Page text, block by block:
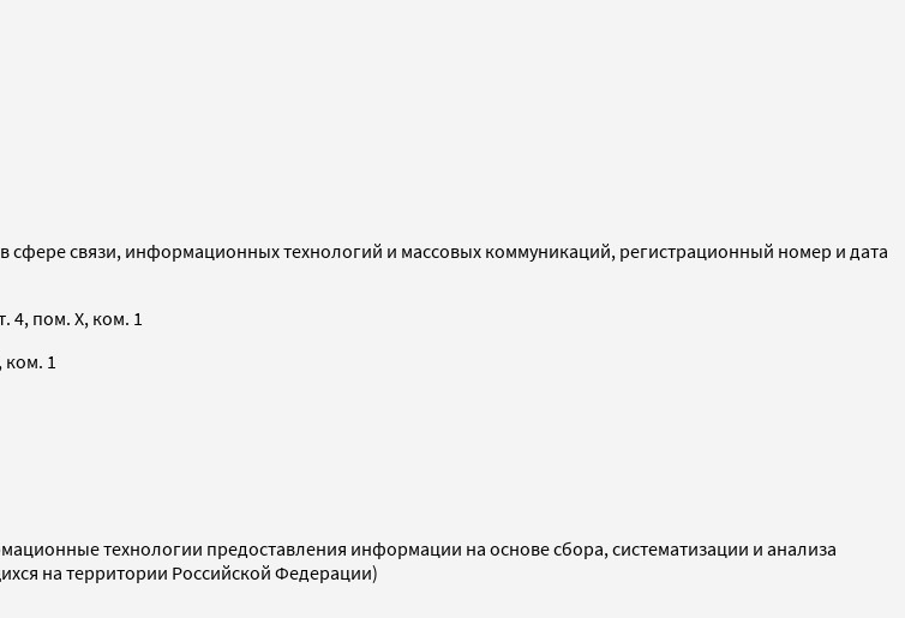
сфере связи, информационных технологий и массовых коммуникаций, регистрационный номер и дата
4, пом. X, ком. 1
ком. 1
технологии предоставления информации на основе сбора, систематизации и анализа
на территории Российской Федерации)